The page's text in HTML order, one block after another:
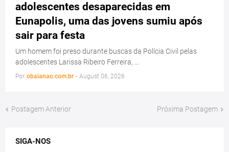
adolescentes desaparecidas em
Eunapolis, uma das jovens sumiu após
sair para festa
Um homem foi preso durante buscas da Polícia Civil pelas
adolescentes Larissa Ribeiro Ferreira, …
Por obaianao.com.br - August 06, 2026
Postagem Anterior Próxima Postagem
SIGA-NOS